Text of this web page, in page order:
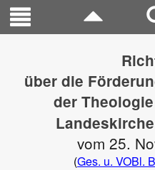
über die
der
vom 25.
(Ges. u. VOBl.